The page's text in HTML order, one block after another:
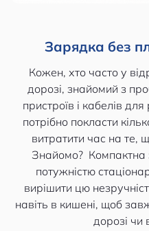
Зарядка без
Кожен, хто часто у
дорозі, знайомий з
пристроїв і кабелів
потрібно покласти
витратити час на те,
Знайомо? Компактна
потужністю
вирішити цю
навіть в кишені, щоб
дорозі чи